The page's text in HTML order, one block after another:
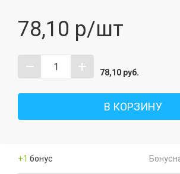
78,10 р/шт
– + 78,10 руб.
В КОРЗИНУ
+1 бонус